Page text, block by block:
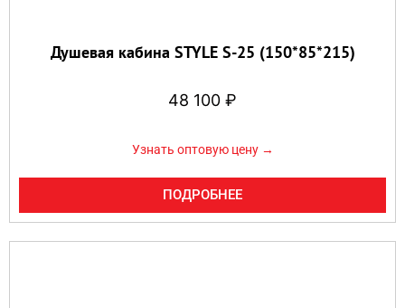
Душевая кабина STYLE S-25 (150*85*215)
48 100 ₽
Узнать оптовую цену →
ПОДРОБНЕЕ